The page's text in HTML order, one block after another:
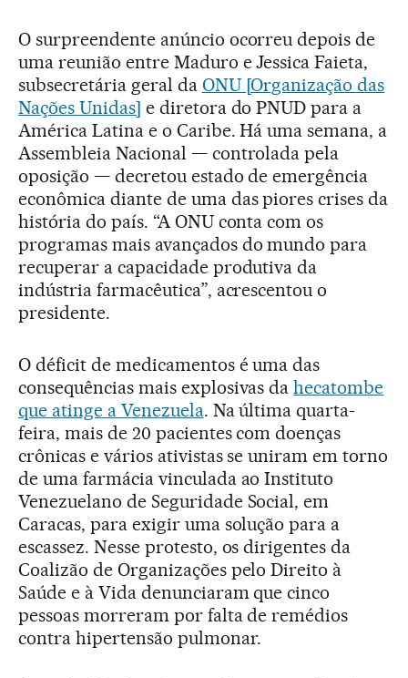
O surpreendente anúncio ocorreu depois de
uma reunião entre Maduro e Jessica Faieta,
subsecretária geral da ONU [Organização das
Nações Unidas] e diretora do PNUD para a
América Latina e o Caribe. Há uma semana, a
Assembleia Nacional — controlada pela
oposição — decretou estado de emergência
econômica diante de uma das piores crises da
história do país. “A ONU conta com os
programas mais avançados do mundo para
recuperar a capacidade produtiva da
indústria farmacêutica”, acrescentou o
presidente.
O déficit de medicamentos é uma das
consequências mais explosivas dahecatombe
que atinge a Venezuela. Na última quarta-
feira, mais de 20 pacientes com doenças
crônicas e vários ativistas se uniram em torno
de uma farmácia vinculada ao Instituto
Venezuelano de Seguridade Social, em
Caracas, para exigir uma solução para a
escassez. Nesse protesto, os dirigentes da
Coalizão de Organizações pelo Direito à
Saúde e à Vida denunciaram que cinco
pessoas morreram por falta de remédios
contra hipertensão pulmonar.